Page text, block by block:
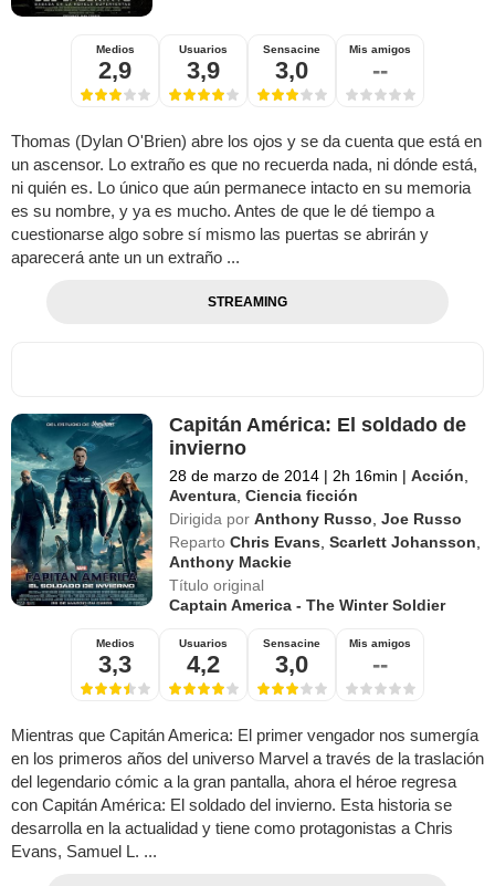
Medios
2,9
Usuarios
3,9
Sensacine
3,0
Mis amigos
--
Thomas (Dylan O'Brien) abre los ojos y se da cuenta que está en
un ascensor. Lo extraño es que no recuerda nada, ni dónde está,
ni quién es. Lo único que aún permanece intacto en su memoria
es su nombre, y ya es mucho. Antes de que le dé tiempo a
cuestionarse algo sobre sí mismo las puertas se abrirán y
aparecerá ante un un extraño ...
STREAMING
Capitán América: El soldado de
invierno
28 de marzo de 2014 | 2h 16min | Acción
Aventura ,Ciencia ficción
Dirigida por Anthony Russo ,Joe Russo
Reparto Chris Evans ,Scarlett Johansson
Anthony Mackie
Título original
Captain America - The Winter Soldier
Medios
3,3
Usuarios
4,2
Sensacine
3,0
Mis amigos
--
Mientras que Capitán America: El primer vengador nos sumergía
en los primeros años del universo Marvel a través de la traslación
del legendario cómic a la gran pantalla, ahora el héroe regresa
con Capitán América: El soldado del invierno. Esta historia se
desarrolla en la actualidad y tiene como protagonistas a Chris
Evans, Samuel L. ...